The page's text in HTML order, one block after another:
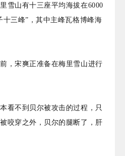
雪山有十三座平均海拔在6000
十三峰”，其中主峰瓦格博峰海
，宋爽正准备在梅里雪山进行
看不到贝尔被攻击的过程，只
咬穿之外，贝尔的腿断了，肝